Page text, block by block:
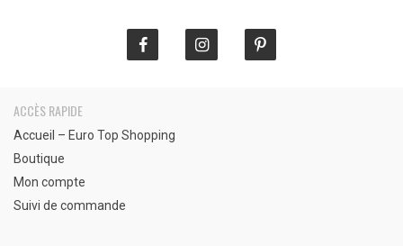
ACCÈS RAPIDE
Accueil – Euro Top Shopping
Boutique
Mon compte
Suivi de commande